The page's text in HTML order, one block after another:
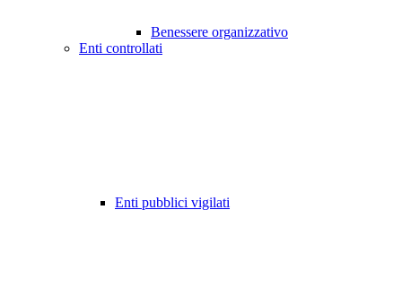
Benessere organizzativo
Enti controllati
Enti pubblici vigilati